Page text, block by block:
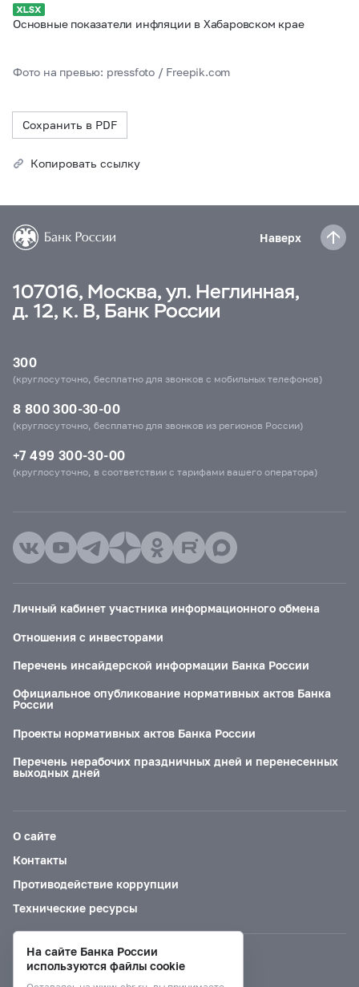
Основные показатели инфляции в Хабаровском крае
Фото на превью: pressfoto / Freepik.com
Сохранить в PDF
Копировать ссылку
Наверх
107016, Москва, ул. Неглинная,
д. 12, к. В, Банк России
300
(круглосуточно, бесплатно для звонков с мобильных телефонов)
8 800 300-30-00
(круглосуточно, бесплатно для звонков из регионов России)
+7 499 300-30-00
(круглосуточно, в соответствии с тарифами вашего оператора)
Личный кабинет участника информационного обмена
Отношения с инвесторами
Перечень инсайдерской информации Банка России
Официальное опубликование нормативных актов Банка
России
Проекты нормативных актов Банка России
Перечень нерабочих праздничных дней и перенесенных
выходных дней
О сайте
Контакты
Противодействие коррупции
Технические ресурсы
Версия для слабовидящих
На сайте Банка России
используются файлы cookie